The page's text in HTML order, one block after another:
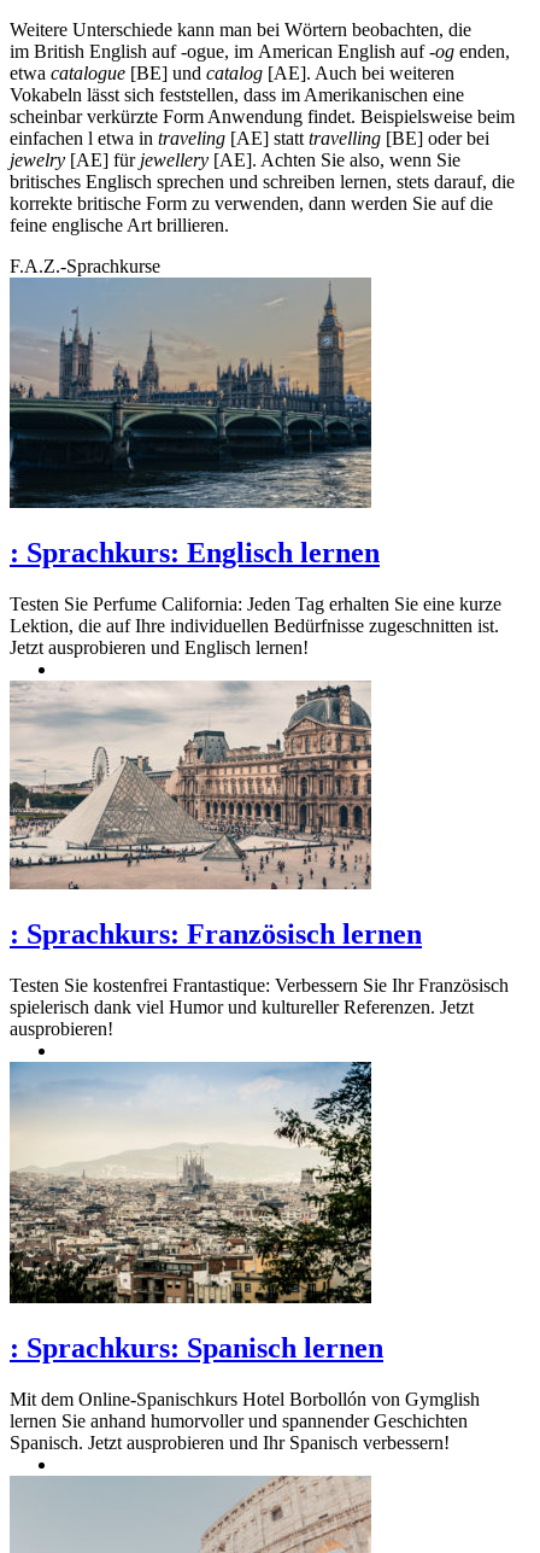
Weitere Unterschiede kann man bei Wörtern beobachten, die
im British English auf -ogue, im American English auf-og enden,
etwa catalogue [BE] und catalog [AE]. Auch bei weiteren
Vokabeln lässt sich feststellen, dass im Amerikanischen eine
scheinbar verkürzte Form Anwendung findet. Beispielsweise beim
einfachen l etwa in traveling [AE] statt travelling [BE] oder bei
jewelry [AE] für jewellery [AE]. Achten Sie also, wenn Sie
britisches Englisch sprechen und schreiben lernen, stets darauf, die
korrekte britische Form zu verwenden, dann werden Sie auf die
feine englische Art brillieren.
F.A.Z.-Sprachkurse
: Sprachkurs: Englisch lernen
Testen Sie Perfume California: Jeden Tag erhalten Sie eine kurze
Lektion, die auf Ihre individuellen Bedürfnisse zugeschnitten ist.
Jetzt ausprobieren und Englisch lernen!
: Sprachkurs: Französisch lernen
Testen Sie kostenfrei Frantastique: Verbessern Sie Ihr Französisch
spielerisch dank viel Humor und kultureller Referenzen. Jetzt
ausprobieren!
: Sprachkurs: Spanisch lernen
Mit dem Online-Spanischkurs Hotel Borbollón von Gymglish
lernen Sie anhand humorvoller und spannender Geschichten
Spanisch. Jetzt ausprobieren und Ihr Spanisch verbessern!